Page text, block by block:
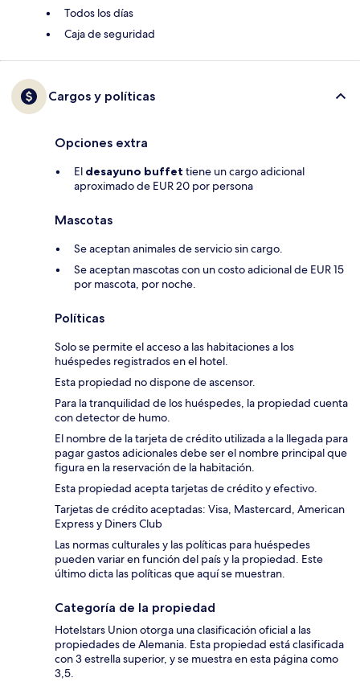
Todos los días
Caja de seguridad
Cargos y políticas
Opciones extra
El desayuno buffet tiene un cargo adicional
aproximado de EUR 20 por persona
Mascotas
Se aceptan animales de servicio sin cargo.
Se aceptan mascotas con un costo adicional de EUR 15
por mascota, por noche.
Políticas
Solo se permite el acceso a las habitaciones a los
huéspedes registrados en el hotel.
Esta propiedad no dispone de ascensor.
Para la tranquilidad de los huéspedes, la propiedad cuenta
con detector de humo.
El nombre de la tarjeta de crédito utilizada a la llegada para
pagar gastos adicionales debe ser el nombre principal que
figura en la reservación de la habitación.
Esta propiedad acepta tarjetas de crédito y efectivo.
Tarjetas de crédito aceptadas: Visa, Mastercard, American
Express y Diners Club
Las normas culturales y las políticas para huéspedes
pueden variar en función del país y la propiedad. Este
último dicta las políticas que aquí se muestran.
Categoría de la propiedad
Hotelstars Union otorga una clasificación oficial a las
propiedades de Alemania. Esta propiedad está clasificada
con 3 estrella superior, y se muestra en esta página como
3,5.